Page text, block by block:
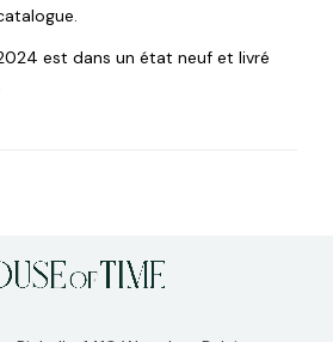
est dans un état neuf et livré